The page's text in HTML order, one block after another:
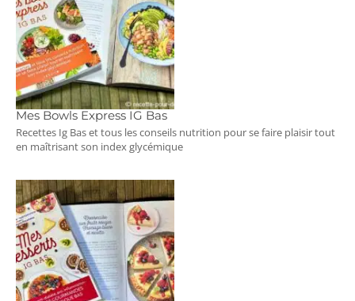
Mes Bowls Express IG Bas
Recettes Ig Bas et tous les conseils nutrition pour se faire plaisir tout
en maîtrisant son index glycémique